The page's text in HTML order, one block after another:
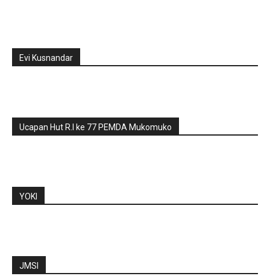
Evi Kusnandar
Ucapan Hut R.I ke 77 PEMDA Mukomuko
YOKI
JMSI